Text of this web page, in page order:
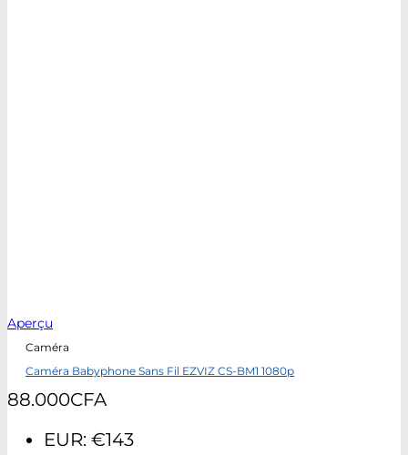
Aperçu
Caméra
Caméra Babyphone Sans Fil EZVIZ CS-BM1 1080p
88.000CFA
EUR: €143